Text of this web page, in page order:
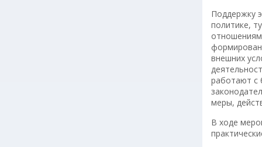
Поддержку
политике,
внешних
работают с
меры,
В ходе